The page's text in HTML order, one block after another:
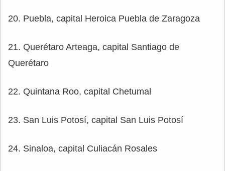
20. Puebla, capital Heroica Puebla de Zaragoza
21. Querétaro Arteaga, capital Santiago de
Querétaro
22. Quintana Roo, capital Chetumal
23. San Luis Potosí, capital San Luis Potosí
24. Sinaloa, capital Culiacán Rosales